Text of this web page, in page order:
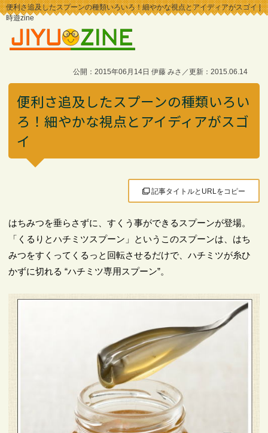
便利さ追及したスプーンの種類いろいろ！細やかな視点とアイディアがスゴイ |
時遊zine
公開：2015年06月14日 伊藤 みさ／更新：2015.06.14
便利さ追及したスプーンの種類いろい
ろ！細やかな視点とアイディアがスゴ
イ
記事タイトルとURLをコピー
はちみつを垂らさずに、すくう事ができるスプーンが登場。
「くるりとハチミツスプーン」というこのスプーンは、はち
みつをすくってくるっと回転させるだけで、ハチミツが糸ひ
かずに切れる “ハチミツ専用スプーン”。